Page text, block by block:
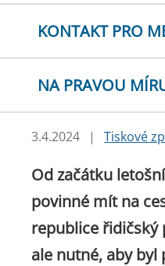
KONTAKT PRO
NA PRAVOU
3.4.2024 | Tiskové
Od začátku
povinné mít na
republice řidičský
ale nutné, aby byl